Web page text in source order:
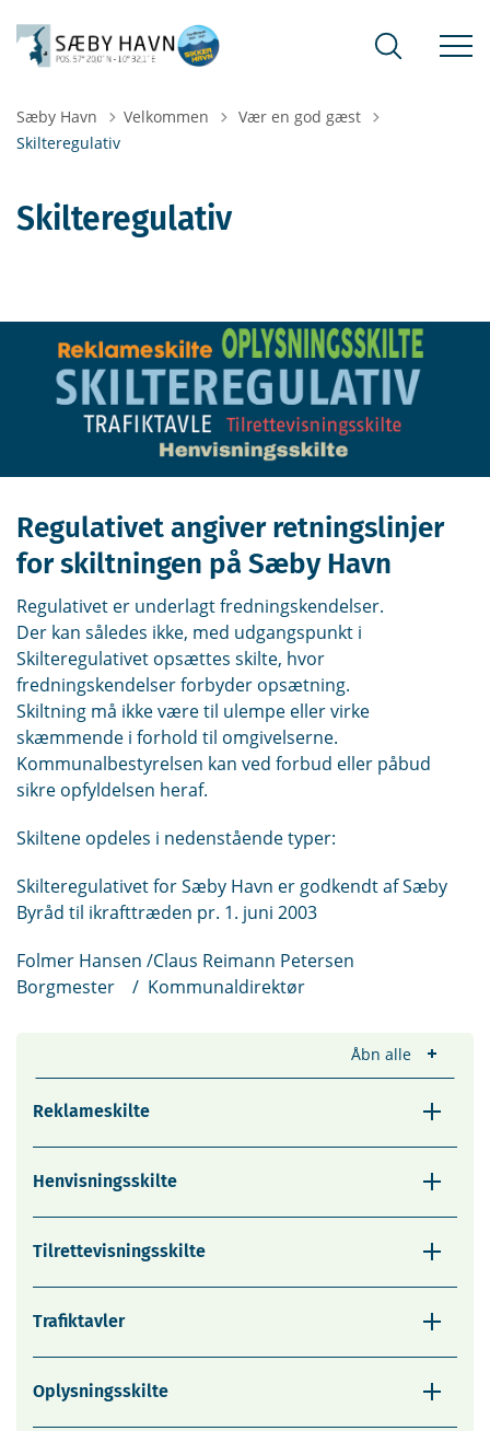
Sæby Havn Velkommen Tilbage til
Vær en god gæst
Skilteregulativ
Skilteregulativ
Regulativet angiver retningslinjer
for skiltningen på Sæby Havn
Regulativet er underlagt fredningskendelser.
Der kan således ikke, med udgangspunkt i
Skilteregulativet opsættes skilte, hvor
fredningskendelser forbyder opsætning.
Skiltning må ikke være til ulempe eller virke
skæmmende i forhold til omgivelserne.
Kommunalbestyrelsen kan ved forbud eller påbud
sikre opfyldelsen heraf.
Skiltene opdeles i nedenstående typer:
Skilteregulativet for Sæby Havn er godkendt af Sæby
Byråd til ikrafttræden pr. 1. juni 2003
Folmer Hansen /Claus Reimann Petersen
Borgmester / Kommunaldirektør
Åbn alle
Reklameskilte
Henvisningsskilte
Tilrettevisningsskilte
Trafiktavler
Oplysningsskilte